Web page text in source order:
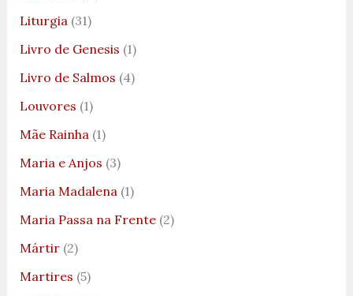
Liturgia(31)
Livro de Genesis (1)
Livro de Salmos (4)
Louvores (1)
Mãe Rainha(1)
Maria e Anjos (3)
Maria Madalena(1)
Maria Passa na Frente(2)
Mártir(2)
Martires (5)